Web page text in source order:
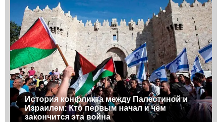
История конфликта между Палестиной и
Израилем: Кто первым начал и чем
закончится эта война